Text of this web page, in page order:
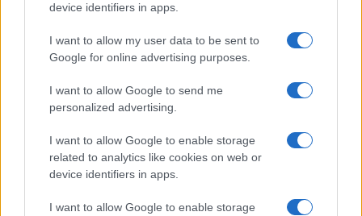
device identifiers in apps.
I want to allow my user data to be sent to
Google for online advertising purposes.
I want to allow Google to send me
personalized advertising.
I want to allow Google to enable storage
related to analytics like cookies on web or
device identifiers in apps.
I want to allow Google to enable storage
El petróleo Brent cae un 8.46% y arrastra a las materias